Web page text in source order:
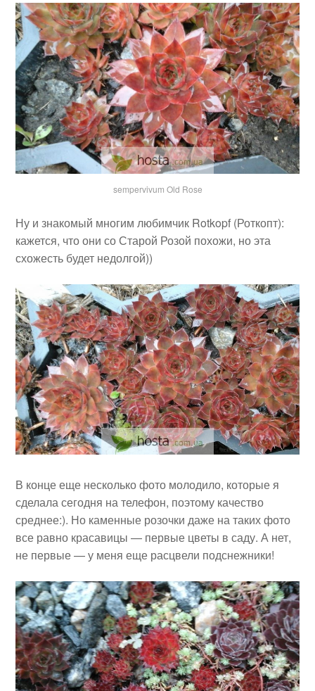
sempervivum Old Rose
Ну и знакомый многим любимчик Rotkopf (Роткопт):
кажется, что они со Старой Розой похожи, но эта
схожесть будет недолгой))
В конце еще несколько фото молодило, которые я
сделала сегодня на телефон, поэтому качество
среднее:). Но каменные розочки даже на таких фото
все равно красавицы — первые цветы в саду. А нет,
не первые — у меня еще расцвели подснежники!